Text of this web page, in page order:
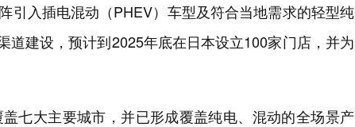
引入插电混动（PHEV）车型及符合当地需求的轻型纯
道建设，预计到2025年底在日本设立100家门店，并为
七大主要城市，并已形成覆盖纯电、混动的全场景产